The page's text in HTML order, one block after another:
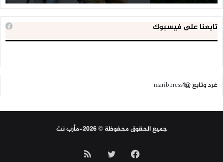
تابعنا على فيسبوك
غرد وتابع @maribpress1
جميع الحقوق محفوظة © 2026-مأرب نت
فيسبوك تويتر ملخص